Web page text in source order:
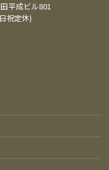
平成ビル801
祝定休)